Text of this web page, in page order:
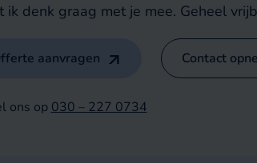
ik denk graag met je mee. Geheel
aanvragen Contact
ons op 030 – 227 0734